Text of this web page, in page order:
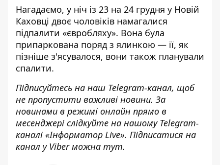
Нагадаємо, у ніч із 23 на 24 грудня у Новій
Каховці двоє чоловіків намагалися
підпалити «євробляху». Вона була
припаркована поряд з ялинкою — її, як
пізніше з'ясувалося, вони також планували
спалити.
Підписуйтесь на наш Telegram-канал, щоб
не пропустити важливі новини. За
новинами в режимі онлайн прямо в
месенджері слідкуйте на нашому Telegram-
каналі «Інформатор Live». Підписатися на
канал у Viber можна тут.